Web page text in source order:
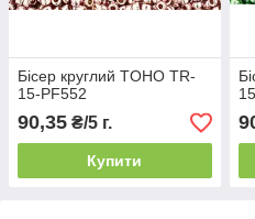
Бісер круглий TOHO TR-
15-PF552
90,35 ₴/5 г.
Купити